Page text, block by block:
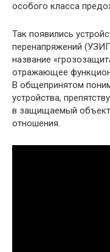
особого класса
Так появились
перенапряжений
название
отражающее
В общепринятом
устройства,
в защищаемый
отношения.